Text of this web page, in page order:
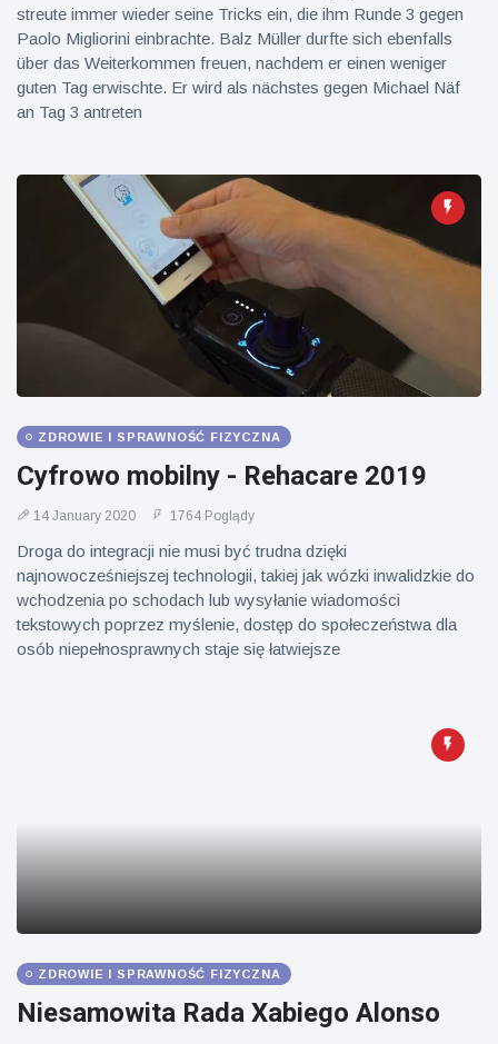
streute immer wieder seine Tricks ein, die ihm Runde 3 gegen
Paolo Migliorini einbrachte. Balz Müller durfte sich ebenfalls
über das Weiterkommen freuen, nachdem er einen weniger
guten Tag erwischte. Er wird als nächstes gegen Michael Näf
an Tag 3 antreten
ZDROWIE I SPRAWNOŚĆ FIZYCZNA
Cyfrowo mobilny - Rehacare 2019
14 January 2020 1764 Poglądy
Droga do integracji nie musi być trudna dzięki
najnowocześniejszej technologii, takiej jak wózki inwalidzkie do
wchodzenia po schodach lub wysyłanie wiadomości
tekstowych poprzez myślenie, dostęp do społeczeństwa dla
osób niepełnosprawnych staje się łatwiejsze
ZDROWIE I SPRAWNOŚĆ FIZYCZNA
Niesamowita Rada Xabiego Alonso